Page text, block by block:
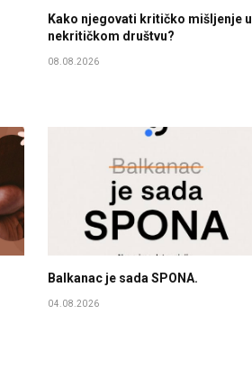
Kako njegovati kritičko mišljenje u
nekritičkom društvu?
08.08.2026
Balkanac je sada SPONA.
04.08.2026